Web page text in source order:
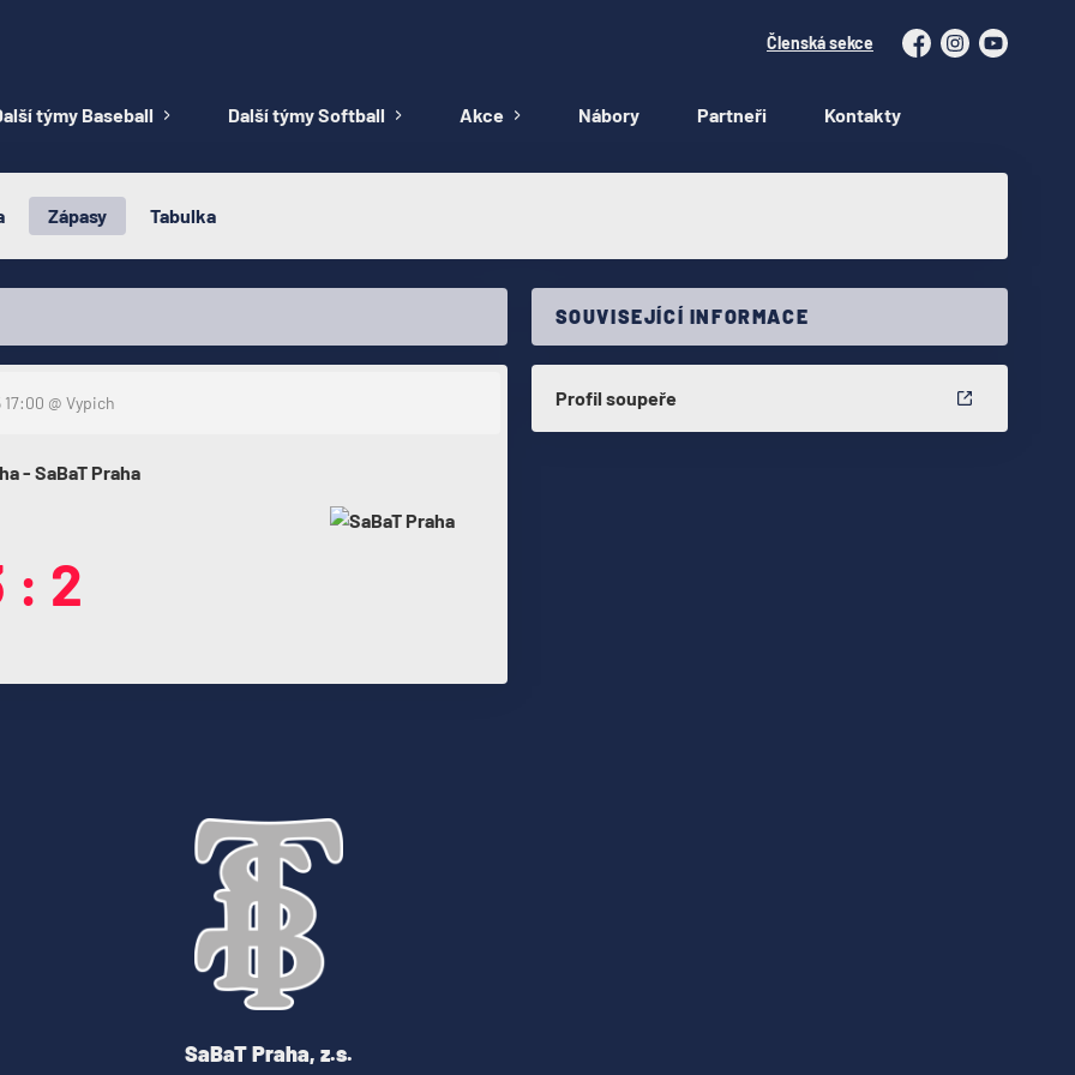
Členská sekce FacebookInstagramYouTube
týmy Baseball Další týmy Softball Akce Nábory Partneři Kontakty
Zápasy Tabulka
17:00 @ Vypich
- SaBaT Praha
: 2
SOUVISEJÍCÍ INFORMACE
Profil soupeře
SaBaT Praha, z.s.